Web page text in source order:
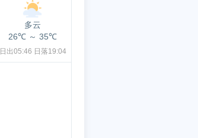
多云
26℃ ～ 35℃
日出05:46 日落19:04